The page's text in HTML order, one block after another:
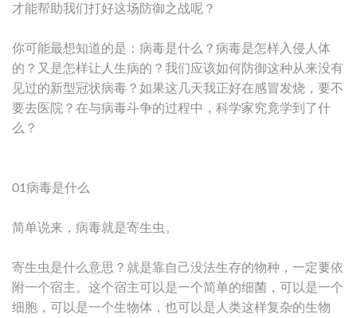
才能帮助我们打好这场防御之战呢？
你可能最想知道的是：病毒是什么？病毒是怎样入侵人体
的？又是怎样让人生病的？我们应该如何防御这种从来没有
见过的新型冠状病毒？如果这几天我正好在感冒发烧，要不
要去医院？在与病毒斗争的过程中，科学家究竟学到了什
么？
01病毒是什么
简单说来，病毒就是寄生虫。
寄生虫是什么意思？就是靠自己没法生存的物种，一定要依
附一个宿主。这个宿主可以是一个简单的细菌，可以是一个
细胞，可以是一个生物体，也可以是人类这样复杂的生物